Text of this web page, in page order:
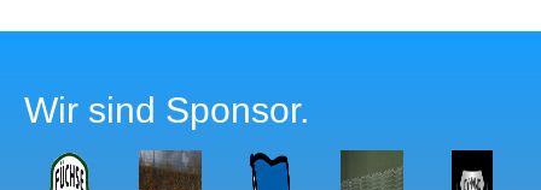
Wir sind Sponsor.